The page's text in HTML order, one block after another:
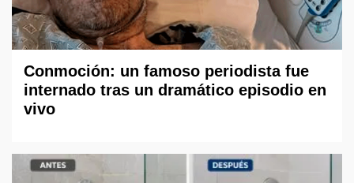
Conmoción: un famoso periodista fue
internado tras un dramático episodio en
vivo